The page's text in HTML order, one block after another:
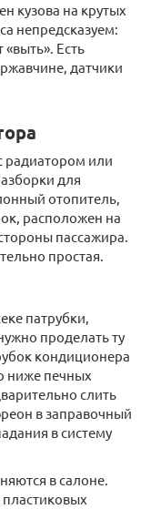
кузова на крутых
непредсказуем:
Есть
датчики
радиатором или
для
отопитель,
расположен на
пассажира.
простая.
патрубки,
проделать ту
кондиционера
ниже печных
слить
в заправочный
в систему
в салоне.